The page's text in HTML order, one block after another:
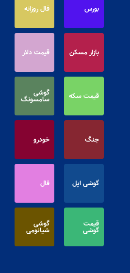
بورس فال روزانه
بازار مسکن قیمت دلار
قیمت سکه گوشی
سامسونگ
جنگ خودرو
گوشی اپل فال
قیمت
گوشی
گوشی
شیائومی